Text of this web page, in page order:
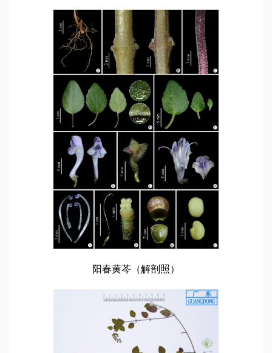
阳春黄芩（解剖照）